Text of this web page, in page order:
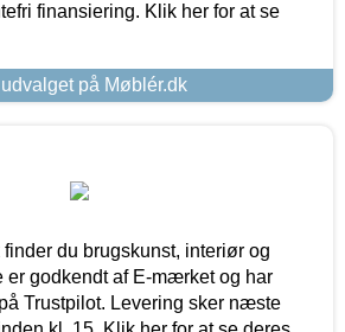
finansiering. Klik her for at se
på Møblér.dk
du brugskunst, interiør og
er godkendt af E-mærket og har
Trustpilot. Levering sker næste